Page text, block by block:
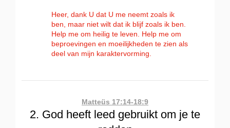
Heer, dank U dat U me neemt zoals ik
ben, maar niet wilt dat ik blijf zoals ik ben.
Help me om heilig te leven. Help me om
beproevingen en moeilijkheden te zien als
deel van mijn karaktervorming.
Matteüs 17:14-18:9
2. God heeft leed gebruikt om je te